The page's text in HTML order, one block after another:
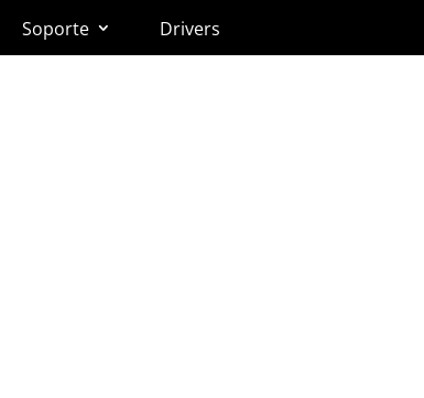
Soporte Drivers